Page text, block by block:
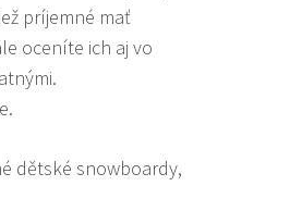
príjemné mať
oceníte ich aj vo
dětské snowboardy,